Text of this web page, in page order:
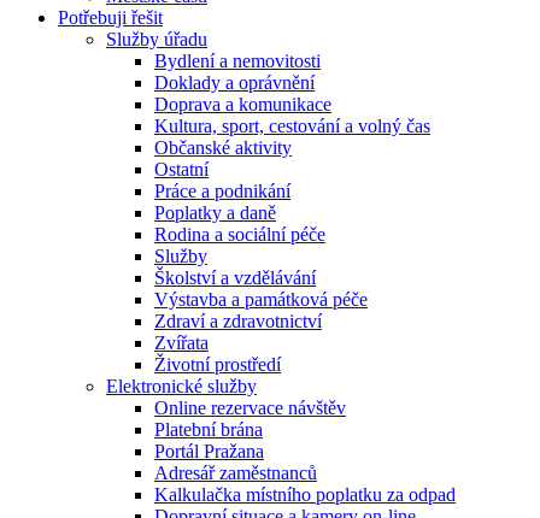
Potřebuji řešit
Služby úřadu
Bydlení a nemovitosti
Doklady a oprávnění
Doprava a komunikace
Kultura, sport, cestování a volný čas
Občanské aktivity
Ostatní
Práce a podnikání
Poplatky a daně
Rodina a sociální péče
Služby
Školství a vzdělávání
Výstavba a památková péče
Zdraví a zdravotnictví
Zvířata
Životní prostředí
Elektronické služby
Online rezervace návštěv
Platební brána
Portál Pražana
Adresář zaměstnanců
Kalkulačka místního poplatku za odpad